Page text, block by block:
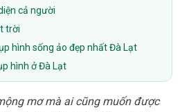
cả người
trời
hình sống ảo đẹp nhất Đà Lạt
hình ở Đà Lạt
mơ mà ai cũng muốn được